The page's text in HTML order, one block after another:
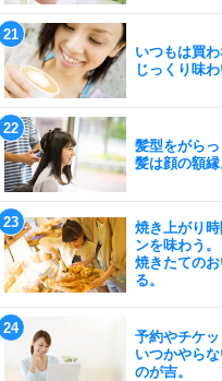
いつもは買
じっくり味
髪型をがらっ
髪は顔の額縁
焼き上がり
ンを味わう。
焼きたての
る。
予約やチケッ
いつかやら
のが吉。